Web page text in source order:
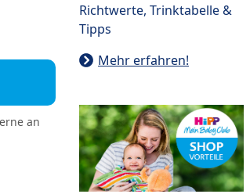
an
Richtwerte, Trinktabelle &
Tipps
Mehr erfahren!